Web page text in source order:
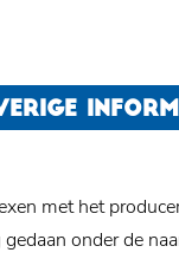
met het
onder de